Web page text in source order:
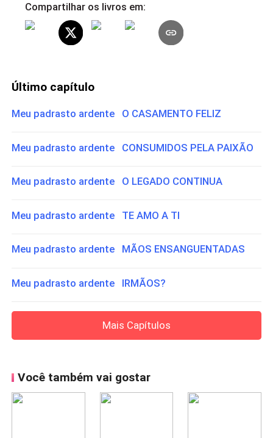
Compartilhar os livros em:
Último capítulo
Meu padrasto ardente O CASAMENTO FELIZ
Meu padrasto ardente CONSUMIDOS PELA PAIXÃO
Meu padrasto ardente O LEGADO CONTINUA
Meu padrasto ardente TE AMO A TI
Meu padrasto ardente MÃOS ENSANGUENTADAS
Meu padrasto ardente IRMÃOS?
Mais Capítulos
Você também vai gostar